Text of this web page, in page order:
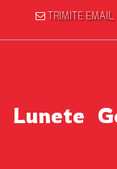
TRIMITE EMAIL
Lunete